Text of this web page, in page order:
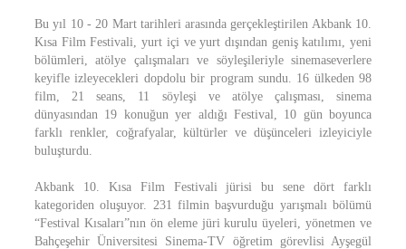
Bu yıl 10 - 20 Mart tarihleri arasında gerçekleştirilen Akbank 10.
Kısa Film Festivali, yurt içi ve yurt dışından geniş katılımı, yeni
bölümleri, atölye çalışmaları ve söyleşileriyle sinemaseverlere
keyifle izleyecekleri dopdolu bir program sundu. 16 ülkeden 98
film, 21 seans, 11 söyleşi ve atölye çalışması, sinema
dünyasından 19 konuğun yer aldığı Festival, 10 gün boyunca
farklı renkler, coğrafyalar, kültürler ve düşünceleri izleyiciyle
buluşturdu.
Akbank 10. Kısa Film Festivali jürisi bu sene dört farklı
kategoriden oluşuyor. 231 filmin başvurduğu yarışmalı bölümü
“Festival Kısaları”nın ön eleme jüri kurulu üyeleri, yönetmen ve
Bahçeşehir Üniversitesi Sinema-TV öğretim görevlisi Ayşegül